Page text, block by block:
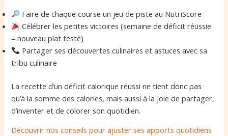
Faire de chaque course un jeu de piste au NutriScore
Célébrer les petites victoires (semaine de déficit réussie
= nouveau plat testé)
Partager ses découvertes culinaires et astuces avec sa
tribu culinaire
La recette d’un déficit calorique réussi ne tient donc pas
qu’à la somme des calories, mais aussi à la joie de partager,
d’inventer et de colorer son quotidien.
Découvrir nos conseils pour ajuster ses apports quotidiens